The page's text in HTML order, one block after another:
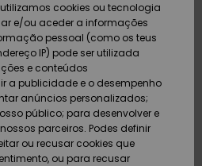
e
água
e
água
Shop
cookies ou tecnologia
e/ou aceder a informações
pessoal (como os teus
IP) pode ser utilizada
e conteúdos
a publicidade e o desempenho
anúncios personalizados;
público; para desenvolver e
parceiros. Podes definir
ou recusar cookies que
ou para recusar